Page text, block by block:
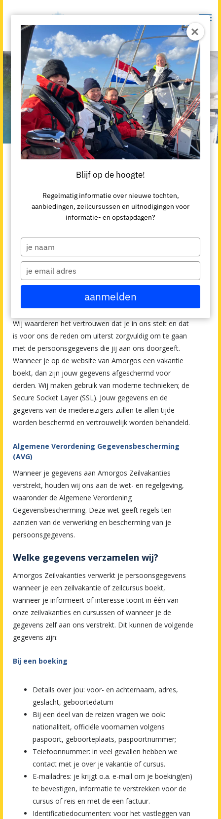
Privacy Verklaring
Amorgos Zeilvakanties respecteert jouw recht op
verkopen we niet aan derden. Met deze privacy
verklaring laten we je weten hoe we gegevens
verzamelen en wat we doen met jouw gegevens.
Jouw persoonlijke gegevens zijn veilig bij
Amorgos
Wij waarderen het vertrouwen dat je in ons stelt en dat
is voor ons de reden om uiterst zorgvuldig om te gaan
met de persoonsgegevens die jij aan ons doorgeeft.
Wanneer je op de website van Amorgos een vakantie
boekt, dan zijn jouw gegevens afgeschermd voor
derden. Wij maken gebruik van moderne technieken; de
Secure Socket Layer (SSL). Jouw gegevens en de
gegevens van de medereizigers zullen te allen tijde
worden beschermd en vertrouwelijk worden behandeld.
Algemene Verordening Gegevensbescherming
(AVG)
Wanneer je gegevens aan Amorgos Zeilvakanties
verstrekt, houden wij ons aan de wet- en regelgeving,
waaronder de Algemene Verordening
Gegevensbescherming. Deze wet geeft regels ten
aanzien van de verwerking en bescherming van je
persoonsgegevens.
Welke gegevens verzamelen wij?
Amorgos Zeilvakanties verwerkt je persoonsgegevens
wanneer je een zeilvakantie of zeilcursus boekt,
wanneer je informeert of interesse toont in één van
onze zeilvakanties en cursussen of wanneer je de
gegevens zelf aan ons verstrekt. Dit kunnen de volgende
gegevens zijn:
Bij een boeking
Details over jou: voor- en achternaam, adres,
geslacht, geboortedatum
Bij een deel van de reizen vragen we ook:
nationaliteit, officiële voornamen volgens
paspoort, geboorteplaats, paspoortnummer;
Telefoonnummer: in veel gevallen hebben we
contact met je over je vakantie of cursus.
E-mailadres: je krijgt o.a. e-mail om je boeking(en)
te bevestigen, informatie te verstrekken voor de
cursus of reis en met de een factuur.
Identificatiedocumenten: voor het vastleggen van
Blijf op de hoogte!
Regelmatig informatie over nieuwe tochten,
aanbiedingen, zeilcursussen en uitnodigingen voor
informatie- en opstapdagen?
Type
your
name
Type
your
email
aanmelden